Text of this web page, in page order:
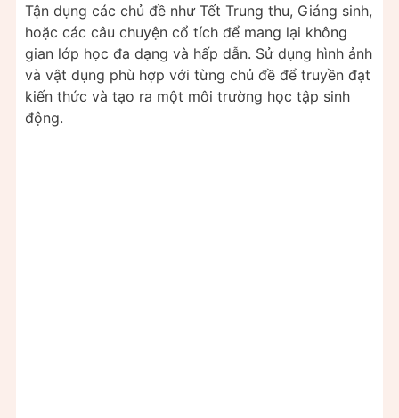
Tận dụng các chủ đề như Tết Trung thu, Giáng sinh,
hoặc các câu chuyện cổ tích để mang lại không
gian lớp học đa dạng và hấp dẫn. Sử dụng hình ảnh
và vật dụng phù hợp với từng chủ đề để truyền đạt
kiến thức và tạo ra một môi trường học tập sinh
động.